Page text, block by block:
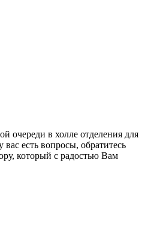
очереди в холле отделения для
есть вопросы, обратитесь
который с радостью Вам